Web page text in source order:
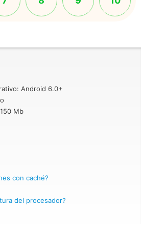
Android 6.0+
Mb
con caché?
del procesador?